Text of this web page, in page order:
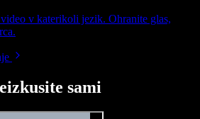
v katerikoli jezik. Ohranite glas,
sami